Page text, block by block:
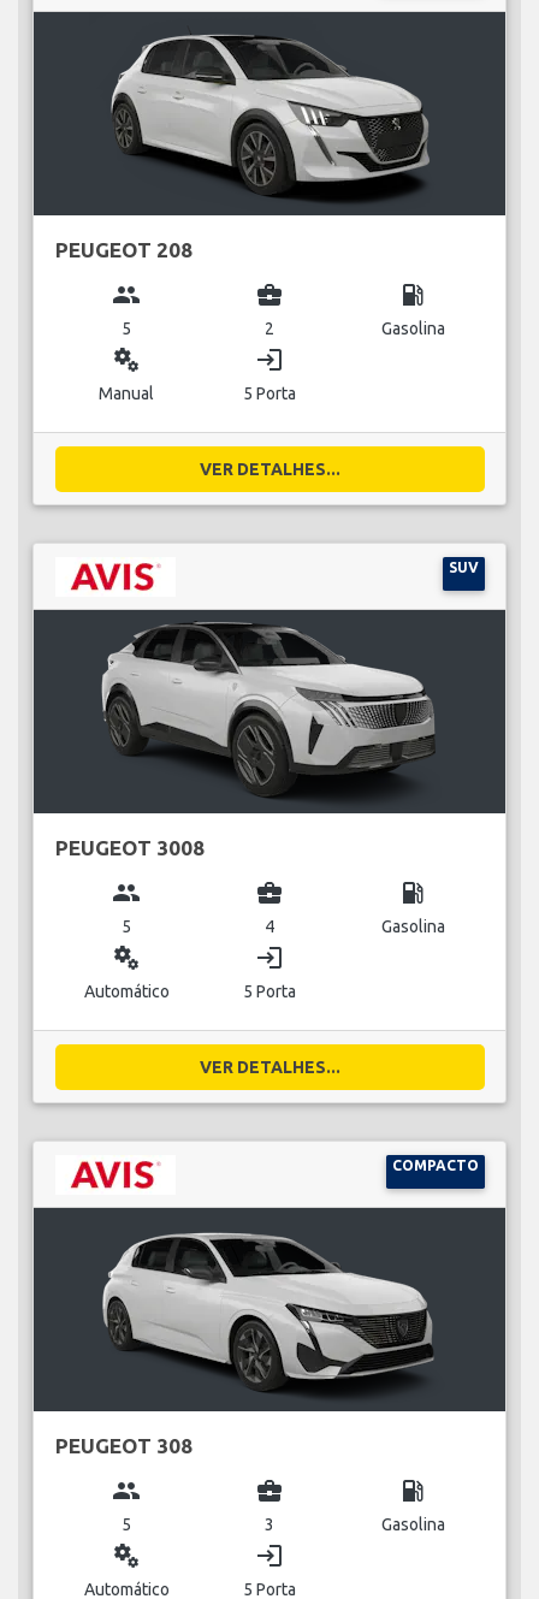
PEUGEOT 208
group
5
business_center
2
local_gas_station
Gasolina
miscellaneous_services
Manual
login
5 Porta
VER DETALHES...
SUV
PEUGEOT 3008
group
5
business_center
4
local_gas_station
Gasolina
miscellaneous_services
Automático
login
5 Porta
VER DETALHES...
COMPACTO
PEUGEOT 308
group
5
business_center
3
local_gas_station
Gasolina
miscellaneous_services
Automático
login
5 Porta